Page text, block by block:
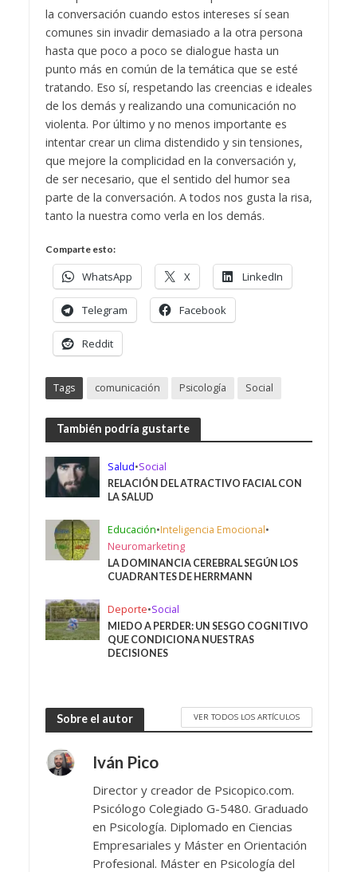
la conversación cuando estos intereses sí sean
comunes sin invadir demasiado a la otra persona
hasta que poco a poco se dialogue hasta un
punto más en común de la temática que se esté
tratando. Eso sí, respetando las creencias e ideales
de los demás y realizando una comunicación no
violenta. Por último y no menos importante es
intentar crear un clima distendido y sin tensiones,
que mejore la complicidad en la conversación y,
de ser necesario, que el sentido del humor sea
parte de la conversación. A todos nos gusta la risa,
tanto la nuestra como verla en los demás.
Comparte esto:
WhatsApp X LinkedIn
Telegram Facebook
Reddit
Tags comunicación Psicología Social
También podría gustarte
Salud•Social
RELACIÓN DEL ATRACTIVO FACIAL CON
LA SALUD
Educación•Inteligencia Emocional•
Neuromarketing
LA DOMINANCIA CEREBRAL SEGÚN LOS
CUADRANTES DE HERRMANN
Deporte•Social
MIEDO A PERDER: UN SESGO COGNITIVO
QUE CONDICIONA NUESTRAS
DECISIONES
Sobre el autor VER TODOS LOS ARTÍCULOS
Iván Pico
Director y creador de Psicopico.com.
Psicólogo Colegiado G-5480. Graduado
en Psicología. Diplomado en Ciencias
Empresariales y Máster en Orientación
Profesional. Máster en Psicología del